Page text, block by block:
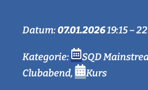
Datum: 07.01.202619:15–
Kategorie: SQD
Clubabend, Kurs